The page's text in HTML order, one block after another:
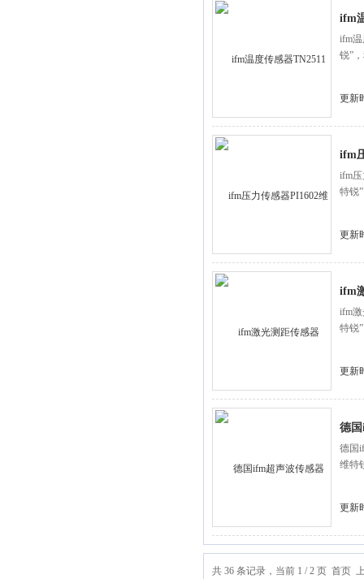
ifm
ifm
锐”
更新
ifm
ifm
特锐
更新
ifm
ifm
特锐
更新
德
德国
维特
更新
共 36 条记录，当前 1 / 2 页 首页